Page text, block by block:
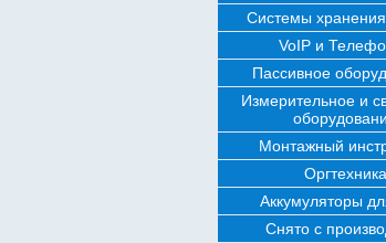
Системы
VoIP и
Пассивное
Измерительное и
Монтажный
Оргтехника
Аккумуляторы
Снято с